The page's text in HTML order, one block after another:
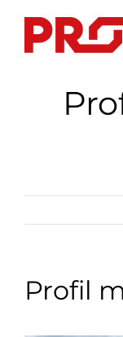
contenu
Profil